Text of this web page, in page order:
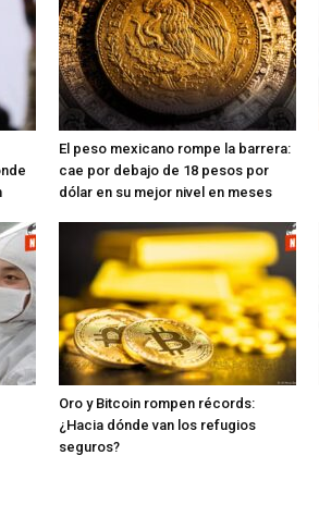
El peso mexicano rompe la barrera:
cae por debajo de 18 pesos por
dólar en su mejor nivel en meses
Oro y Bitcoin rompen récords:
¿Hacia dónde van los refugios
seguros?